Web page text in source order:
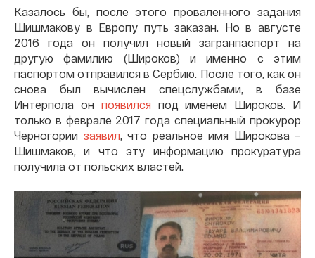
Казалось бы, после этого проваленного задания
Шишмакову в Европу путь заказан. Но в августе
2016 года он получил новый загранпаспорт на
другую фамилию (Широков) и именно с этим
паспортом отправился в Сербию. После того, как он
снова был вычислен спецслужбами, в базе
Интерпола он появился под именем Широков. И
только в феврале 2017 года специальный прокурор
Черногории заявил, что реальное имя Широкова –
Шишмаков, и что эту информацию прокуратура
получила от польских властей.